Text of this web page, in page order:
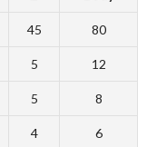
45 80
5 12
5 8
4 6